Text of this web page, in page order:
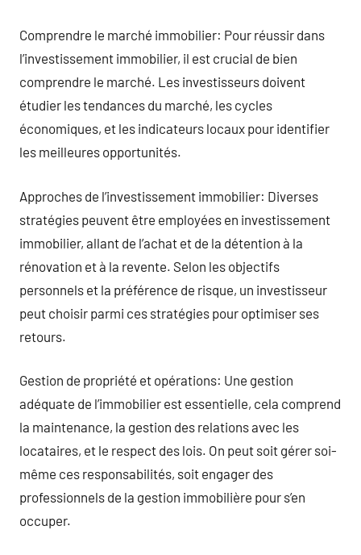
Comprendre le marché immobilier: Pour réussir dans
l’investissement immobilier, il est crucial de bien
comprendre le marché. Les investisseurs doivent
étudier les tendances du marché, les cycles
économiques, et les indicateurs locaux pour identifier
les meilleures opportunités.
Approches de l’investissement immobilier: Diverses
stratégies peuvent être employées en investissement
immobilier, allant de l’achat et de la détention à la
rénovation et à la revente. Selon les objectifs
personnels et la préférence de risque, un investisseur
peut choisir parmi ces stratégies pour optimiser ses
retours.
Gestion de propriété et opérations: Une gestion
adéquate de l’immobilier est essentielle, cela comprend
la maintenance, la gestion des relations avec les
locataires, et le respect des lois. On peut soit gérer soi-
même ces responsabilités, soit engager des
professionnels de la gestion immobilière pour s’en
occuper.